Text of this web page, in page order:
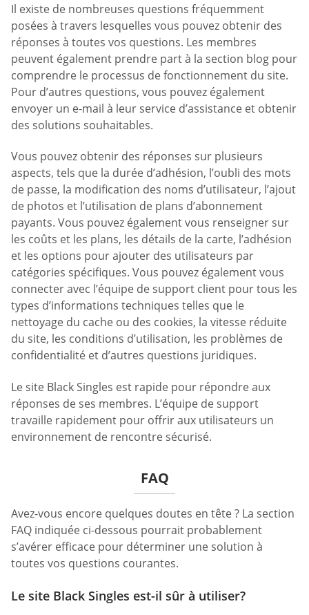
Il existe de nombreuses questions fréquemment
posées à travers lesquelles vous pouvez obtenir des
réponses à toutes vos questions. Les membres
peuvent également prendre part à la section blog pour
comprendre le processus de fonctionnement du site.
Pour d’autres questions, vous pouvez également
envoyer un e-mail à leur service d’assistance et obtenir
des solutions souhaitables.
Vous pouvez obtenir des réponses sur plusieurs
aspects, tels que la durée d’adhésion, l’oubli des mots
de passe, la modification des noms d’utilisateur, l’ajout
de photos et l’utilisation de plans d’abonnement
payants. Vous pouvez également vous renseigner sur
les coûts et les plans, les détails de la carte, l’adhésion
et les options pour ajouter des utilisateurs par
catégories spécifiques. Vous pouvez également vous
connecter avec l’équipe de support client pour tous les
types d’informations techniques telles que le
nettoyage du cache ou des cookies, la vitesse réduite
du site, les conditions d’utilisation, les problèmes de
confidentialité et d’autres questions juridiques.
Le site Black Singles est rapide pour répondre aux
réponses de ses membres. L’équipe de support
travaille rapidement pour offrir aux utilisateurs un
environnement de rencontre sécurisé.
FAQ
Avez-vous encore quelques doutes en tête ? La section
FAQ indiquée ci-dessous pourrait probablement
s’avérer efficace pour déterminer une solution à
toutes vos questions courantes.
Le site Black Singles est-il sûr à utiliser?